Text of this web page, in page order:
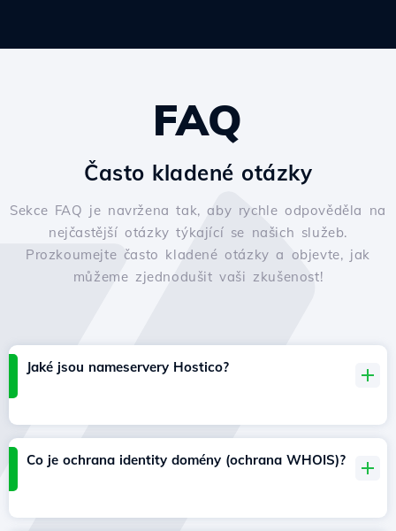
FAQ
Často kladené otázky
Sekce FAQ je navržena tak, aby rychle odpověděla na
nejčastější otázky týkající se našich služeb.
Prozkoumejte často kladené otázky a objevte, jak
můžeme zjednodušit vaši zkušenost!
Jaké jsou nameservery Hostico?
Co je ochrana identity domény (ochrana WHOIS)?